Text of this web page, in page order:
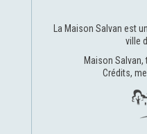
La Maison Salvan est
ville
Maison
Crédits,